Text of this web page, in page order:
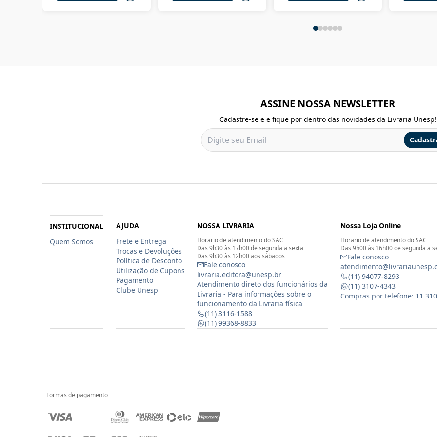
ASSINE NOSSA NEWSLETTER
Cadastre-se e e fique por dentro das novidades da Livraria Unesp!
INSTITUCIONAL
Quem Somos
AJUDA
Frete e Entrega
Trocas e Devoluções
Política de Desconto
Utilização de Cupons
Pagamento
Clube Unesp
NOSSA LIVRARIA
Horário de atendimento do SAC
Das 9h30 às 17h00 de segunda a sexta
Das 9h30 às 12h00 aos sábados
Fale conosco
livraria.editora@unesp.br
Atendimento direto dos funcionários da
Livraria - Para informações sobre o
funcionamento da Livraria física
(11) 3116-1588
(11) 99368-8833
Nossa Loja Online
Horário de atendimento do SAC
Das 9h00 às 16h00 de segunda a
Fale conosco
(11) 94077-8293
(11) 3107-4343
Compras por telefone: 11
Formas de pagamento